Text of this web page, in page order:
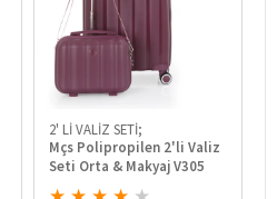
2' Lİ VALİZ SETİ;
Mçs Polipropilen 2'li Valiz
Seti Orta & Makyaj V305